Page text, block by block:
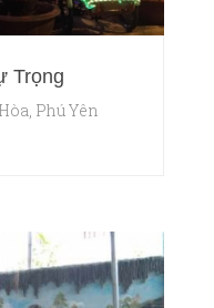
Trọng
Phú Yên